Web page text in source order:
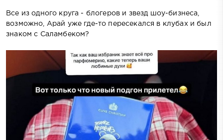
Все из одного круга - блогеров и звезд шоу-бизнеса,
возможно, Арай уже где-то пересекался в клубах и был
знаком с Саламбеком?